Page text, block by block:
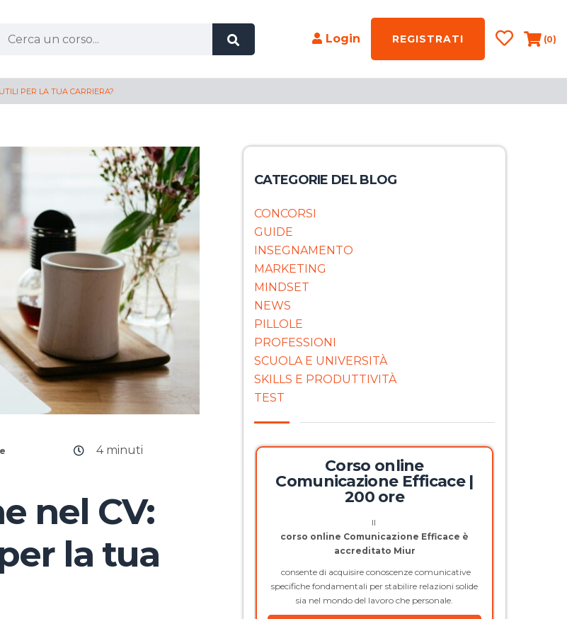
Login REGISTRATI (0)
PER LA TUA CARRIERA?
4 minuti
nel CV:
la tua
CATEGORIE DEL BLOG
CONCORSI
GUIDE
INSEGNAMENTO
MARKETING
MINDSET
NEWS
PILLOLE
PROFESSIONI
SCUOLA E UNIVERSITÀ
SKILLS E PRODUTTIVITÀ
TEST
Corso online
Comunicazione Efficace |
200 ore
Il
corso online Comunicazione Efficace è
accreditato Miur
consente di acquisire conoscenze comunicative
specifiche fondamentali per stabilire relazioni solide
sia nel mondo del lavoro che personale.